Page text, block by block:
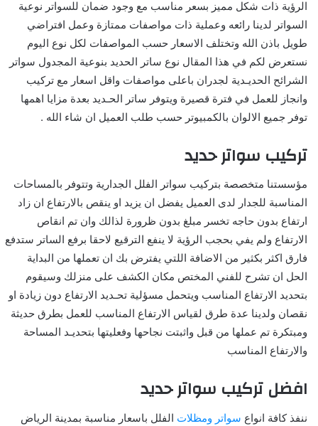
الرؤية ذات شكل مميز بسعر مناسب مع وجود ضمان للسواتر نوعية
السواتر لدينا رائعه وعملية ذات مواصفات ممتازة وعمل افتراضي
طويل باذن الله وتختلف الاسعار حسب المواصفات لكل نوع اليوم
نستعرض لكم في هذا المقال نوع ساتر الحديد بنوعية المجدول سواتر
الشرائح الحديـدية لجدران باعلى مواصفات واقل اسعار مع تركيب
وانجاز للعمل في فترة قصيرة ويتوفر ساتر الحـديد بعدة مزايا اهمها
توفر جميع الالوان بالكمبيوتر حسب طلب العميل ان شاء الله .
تركيب سواتر حديد
مؤسستنا متخصصة بتركيب سواتر الفلل الجدارية وتتوفر بالمساحات
المناسبة للجدار لدى العميل يفضل ان يزيد او ينقص بالارتفاع ان زاد
ارتفاع بدون حاجه تخسر مبلغ بدون ظرورة لذالك وان تم انقاص
الارتفاع ولم يفي بحجب الرؤية لا ينفع الترقيع لاحقا برفع الساتر ستدفع
فارق اكثر بكثير من الاضافة اللتي يفترض بك ان تعملها من البداية
الحل ان تشرح للفني المختص مكان الكشف على منزلك وسيقوم
بتحديد الارتفاع المناسب ويتحمل مسؤلية تحـديد الارتفاع دون زيادة او
نقصان ولدينا عدة طرق لقياس الارتفاع المناسب للعمل بطرق حديثة
ومبتكرة تم عملها من قبل واثبتت نجاحها وفعليتها بتحديـد المساحة
والارتفاع المناسب
افضل تركيب سواتر حديد
ننفذ كافة انواع سواتر ومظلات الفلل باسعار مناسبة بمدينة الرياض